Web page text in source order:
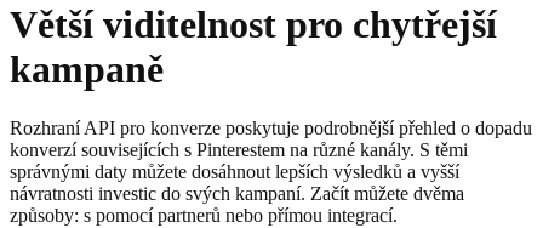
Větší viditelnost pro chytřejší
kampaně
Rozhraní API pro konverze poskytuje podrobnější přehled o dopadu
konverzí souvisejících s Pinterestem na různé kanály. S těmi
správnými daty můžete dosáhnout lepších výsledků a vyšší
návratnosti investic do svých kampaní. Začít můžete dvěma
způsoby: s pomocí partnerů nebo přímou integrací.